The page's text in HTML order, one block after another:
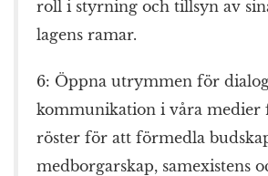
roll i styrning och tillsyn av
lagens ramar.
6: Öppna utrymmen för
kommunikation i våra medier
röster för att förmedla
medborgarskap, samexistens